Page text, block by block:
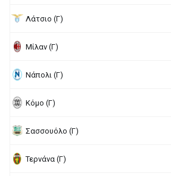
Λάτσιο (Γ)
Μίλαν (Γ)
Νάπολι (Γ)
Κόμο (Γ)
Σασσουόλο (Γ)
Τερνάνα (Γ)